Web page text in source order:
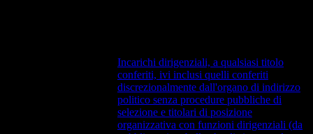
Incarichi dirigenziali, a qualsiasi titolo
conferiti, ivi inclusi quelli conferiti
discrezionalmente dall'organo di indirizzo
politico senza procedure pubbliche di
selezione e titolari di posizione
organizzativa con funzioni dirigenziali (da